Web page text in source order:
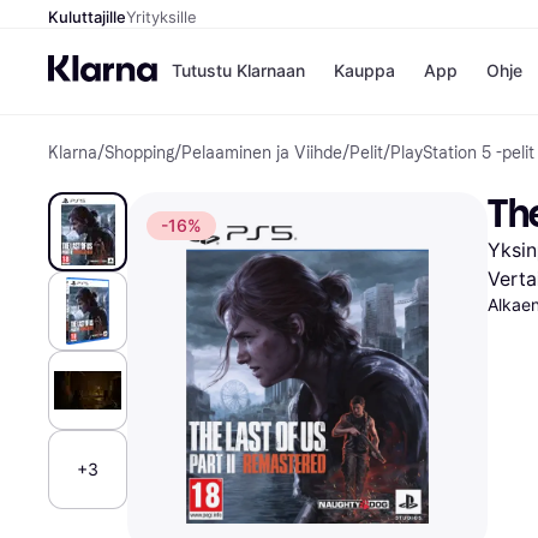
KuluttajilleYrityksille
Tutustu Klarnaan Kauppa
Kaupat
Gigantti
H&M
Peten
Wolt
App Ohje
Klarna/Shopping/Pelaaminen ja Viihde/Pelit/PlayStation 5 -pelit
-16%
+3